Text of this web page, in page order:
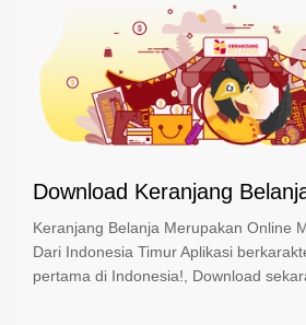
Download Keranjang
Keranjang Belanja Merupakan Online
Dari Indonesia Timur Aplikasi
pertama di Indonesia!, Download